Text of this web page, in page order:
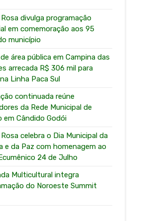
divulga programação
em comemoração aos 95
município
área pública em Campina das
arrecada R$ 306 mil para
Linha Paca Sul
continuada reúne
da Rede Municipal de
em Cândido Godói
celebra o Dia Municipal da
e da Paz com homenagem ao
24 de Julho
Multicultural integra
do Noroeste Summit